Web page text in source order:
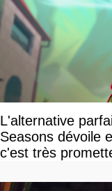
L'alternative
Seasons dévoile
c'est très